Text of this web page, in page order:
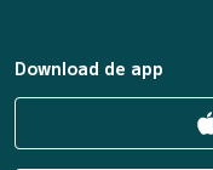
Download de app